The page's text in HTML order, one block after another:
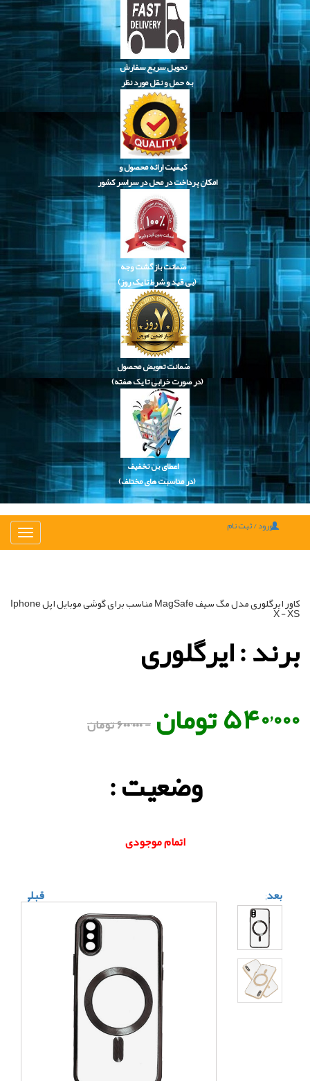
تحویل سریع سفارش
به حمل و نقل مورد نظر
کیفیت ارائه محصول و
امکان پرداخت در محل در سراسر کشور
ضمانت بازگشت وجه
(بی قید و شرط تا یک روز)
ضمانت تعویض محصول
(در صورت خرابی تا یک هفته)
اعطای بن تخفیف
(در مناسبت های مختلف)
تغییر ورود / ثبت نام
کاور ایرگلوری مدل مگ سیف MagSafe مناسب برای گوشی موبایل اپل Iphone
X - XS
برند : ایرگلوری
۵۴۰٬۰۰۰ تومان
- ۶۰۰٬۰۰۰ تومان
وضعیت :
اتمام موجودی
قبلی بعدی